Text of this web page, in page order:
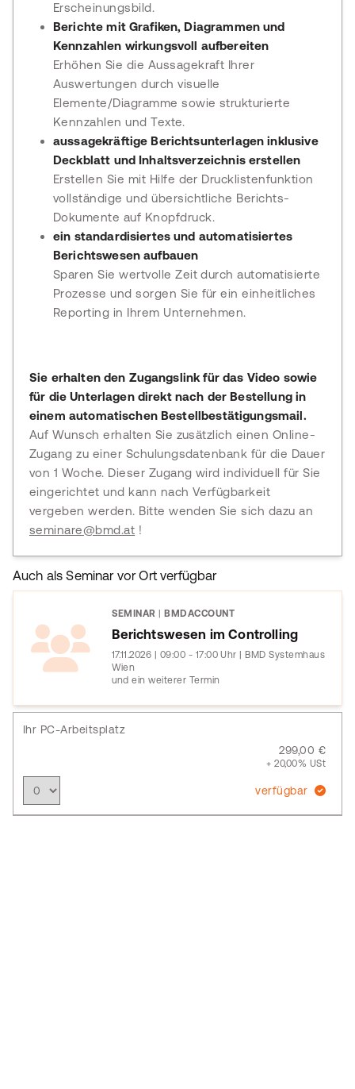
Erscheinungsbild.
Berichte mit Grafiken, Diagrammen und
Kennzahlen wirkungsvoll aufbereiten
Erhöhen Sie die Aussagekraft Ihrer
Auswertungen durch visuelle
Elemente/Diagramme sowie strukturierte
Kennzahlen und Texte.
aussagekräftige Berichtsunterlagen inklusive
Deckblatt und Inhaltsverzeichnis erstellen
Erstellen Sie mit Hilfe der Drucklistenfunktion
vollständige und übersichtliche Berichts-
Dokumente auf Knopfdruck.
ein standardisiertes und automatisiertes
Berichtswesen aufbauen
Sparen Sie wertvolle Zeit durch automatisierte
Prozesse und sorgen Sie für ein einheitliches
Reporting in Ihrem Unternehmen.
Sie erhalten den Zugangslink für das Video sowie
für die Unterlagen direkt nach der Bestellung in
einem automatischen Bestellbestätigungsmail.
Auf Wunsch erhalten Sie zusätzlich einen Online-
Zugang zu einer Schulungsdatenbank für die Dauer
von 1 Woche. Dieser Zugang wird individuell für Sie
eingerichtet und kann nach Verfügbarkeit
vergeben werden. Bitte wenden Sie sich dazu an
seminare@bmd.at !
Auch als Seminar vor Ort verfügbar
SEMINAR BMDACCOUNT
Berichtswesen im Controlling
17.11.2026 | 09:00 - 17:00 Uhr | BMD Systemhaus
Wien
und ein weiterer Termin
Ihr PC-Arbeitsplatz
299,00 €
+ 20,00% USt
verfügbar